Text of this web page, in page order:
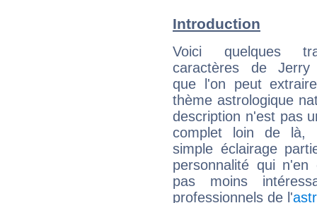
Introduction
Voici quelques
caractères de Jerry
que l'on peut
thème astrologique
description n'est pas
complet loin de là,
simple éclairage
personnalité qui n'en
pas moins
professionnels de l'